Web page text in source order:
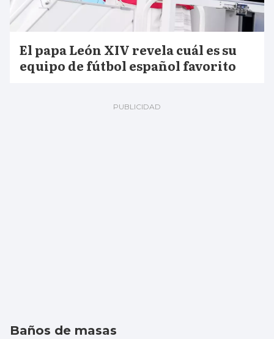
El papa León XIV revela cuál es su
equipo de fútbol español favorito
Baños de masas